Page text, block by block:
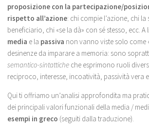
proposizione con la partecipazione/
rispetto all’azione: chi compie l’azione, chi la
beneficiario, chi «se la dà» con sé stesso, ecc.
media e la passiva non vanno viste solo come
desinenze da imparare a memoria: sono
semantico-sintattiche che esprimono ruoli
reciproco, interesse, incoatività, passività vera
Qui ti offriamo un’analisi approfondita ma
dei principali valori funzionali della media /
esempi in greco (seguiti dalla traduzione).